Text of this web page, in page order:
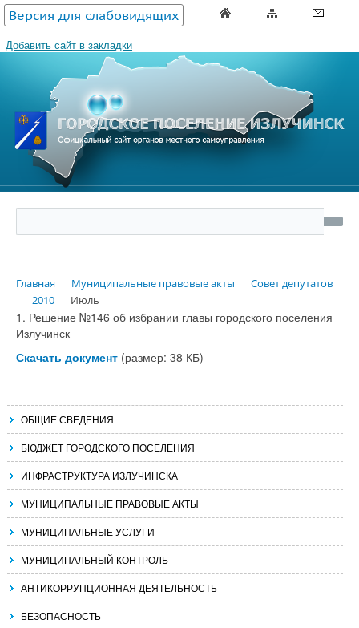
Версия для слабовидящих
Добавить сайт в закладки
Главная Муниципальные правовые акты
Совет депутатов
2010
Июль
1. Решение №146 об избрании главы городского поселения
Излучинск
Скачать документ (размер: 38 КБ)
ОБЩИЕ СВЕДЕНИЯ
БЮДЖЕТ ГОРОДСКОГО ПОСЕЛЕНИЯ
ИНФРАСТРУКТУРА ИЗЛУЧИНСКА
МУНИЦИПАЛЬНЫЕ ПРАВОВЫЕ АКТЫ
МУНИЦИПАЛЬНЫЕ УСЛУГИ
МУНИЦИПАЛЬНЫЙ КОНТРОЛЬ
АНТИКОРРУПЦИОННАЯ ДЕЯТЕЛЬНОСТЬ
БЕЗОПАСНОСТЬ